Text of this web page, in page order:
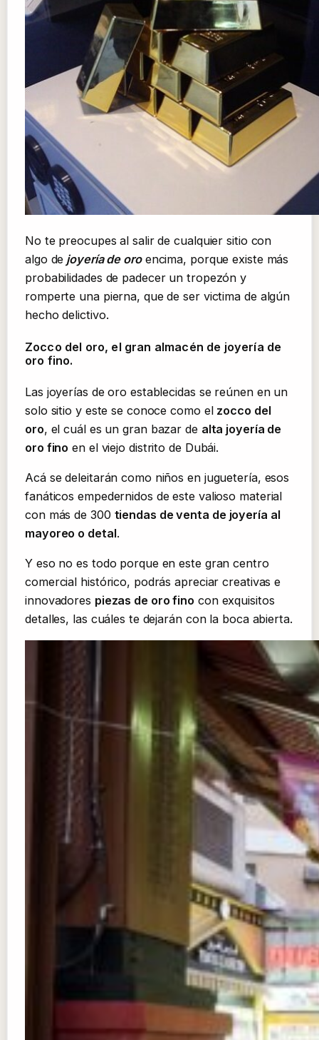
No te preocupes al salir de cualquier sitio con
algo de joyería de oroencima, porque existe más
probabilidades de padecer un tropezón y
romperte una pierna, que de ser victima de algún
hecho delictivo.
Zocco del oro, el gran almacén de joyería de
oro fino.
Las joyerías de oro establecidas se reúnen en un
solo sitio y este se conoce como el zocco del
oro, el cuál es un gran bazar de alta joyería de
oro fino en el viejo distrito de Dubái.
Acá se deleitarán como niños en juguetería, esos
fanáticos empedernidos de este valioso material
con más de 300 tiendas de venta de joyería al
mayoreo o detal.
Y eso no es todo porque en este gran centro
comercial histórico, podrás apreciar creativas e
innovadores piezas de oro fino con exquisitos
detalles, las cuáles te dejarán con la boca abierta.